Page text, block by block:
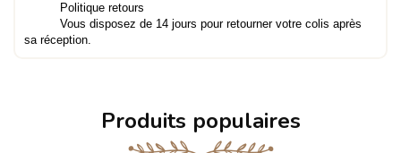
Politique retours
Vous disposez de 14 jours pour retourner votre colis après
sa réception.
Produits populaires